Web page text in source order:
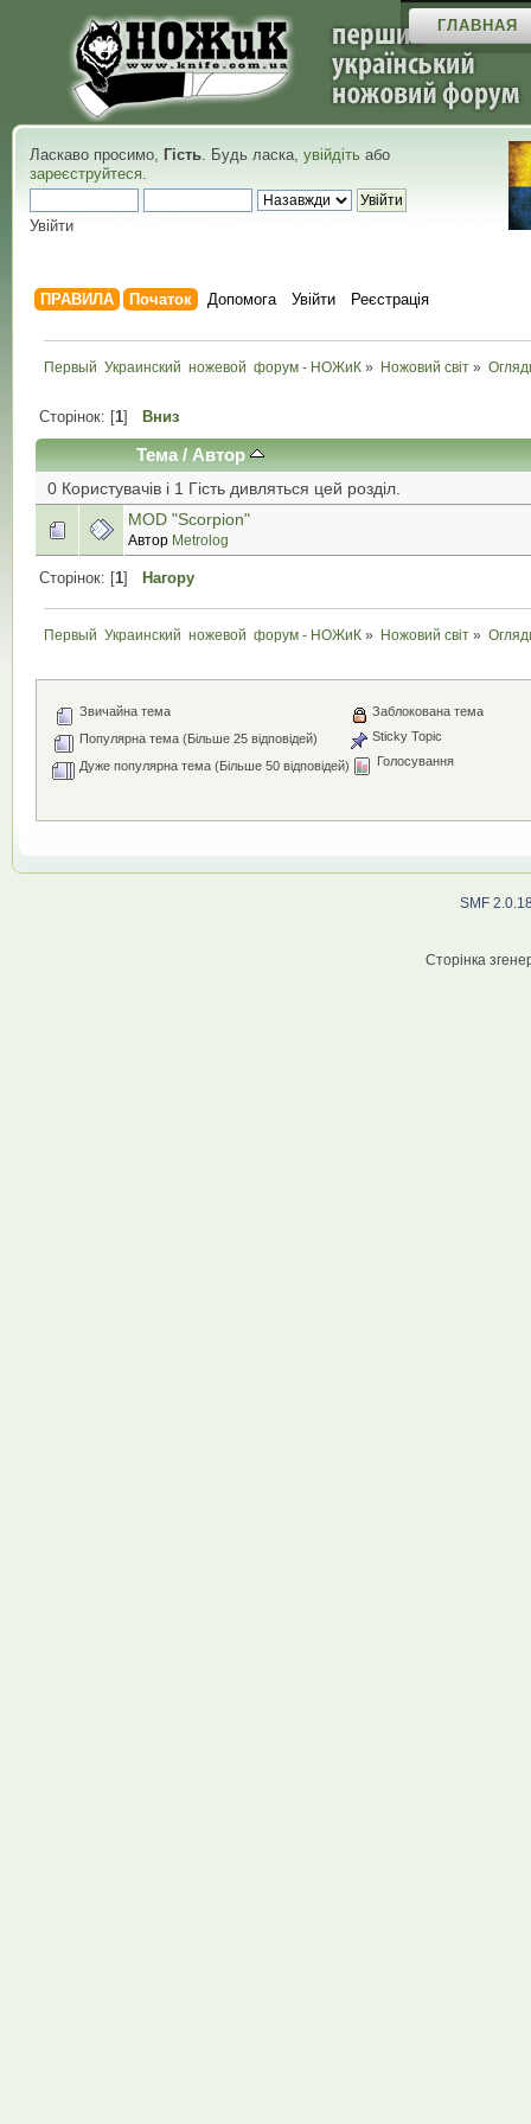
ГЛАВНАЯ
Ласкаво просимо, Гість. Будь ласка, увійдіть або
зареєструйтеся.
Увійти
ПРАВИЛА Початок Допомога Увійти Реєстрація
Первый  Украинский  ножевой  форум - НОЖиК » Ножовий світ »
Сторінок: [1] Вниз
Тема/Автор
0 Користувачів і 1 Гість дивляться цей розділ.
MOD "Scorpion"
Автор Metrolog
Сторінок: [1] Нагору
Первый  Украинский  ножевой  форум - НОЖиК » Ножовий світ »
Звичайна тема
Популярна тема (Більше 25 відповідей)
Дуже популярна тема (Більше 50 відповідей)
Заблокована тема
Sticky Topic
Голосування
SMF
Сторінка